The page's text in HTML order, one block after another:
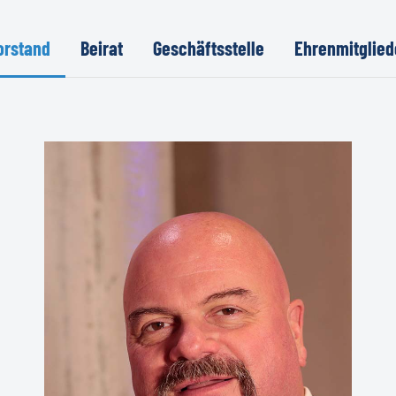
Beirat Geschäftsstelle